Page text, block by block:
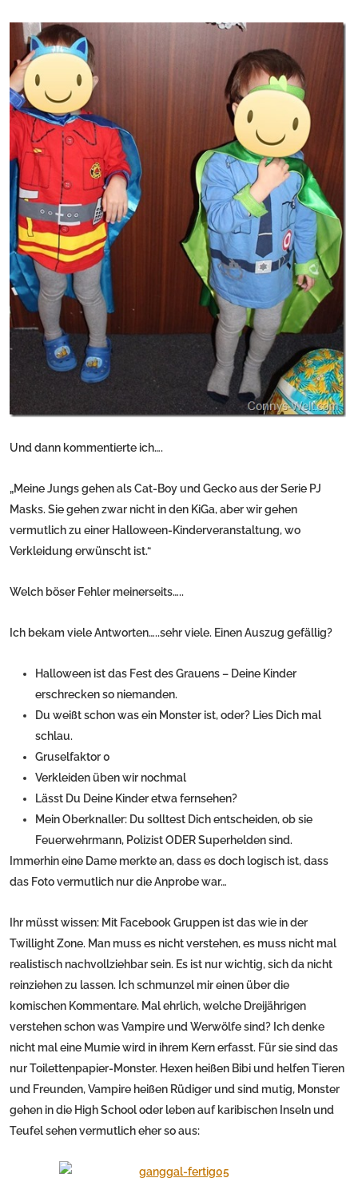
Und dann kommentierte ich….
„Meine Jungs gehen als Cat-Boy und Gecko aus der Serie PJ
Masks. Sie gehen zwar nicht in den KiGa, aber wir gehen
vermutlich zu einer Halloween-Kinderveranstaltung, wo
Verkleidung erwünscht ist.“
Welch böser Fehler meinerseits…..
Ich bekam viele Antworten…..sehr viele. Einen Auszug gefällig?
Halloween ist das Fest des Grauens – Deine Kinder
erschrecken so niemanden.
Du weißt schon was ein Monster ist, oder? Lies Dich mal
schlau.
Gruselfaktor 0
Verkleiden üben wir nochmal
Lässt Du Deine Kinder etwa fernsehen?
Mein Oberknaller: Du solltest Dich entscheiden, ob sie
Feuerwehrmann, Polizist ODER Superhelden sind.
Immerhin eine Dame merkte an, dass es doch logisch ist, dass
das Foto vermutlich nur die Anprobe war…
Ihr müsst wissen: Mit Facebook Gruppen ist das wie in der
Twillight Zone. Man muss es nicht verstehen, es muss nicht mal
realistisch nachvollziehbar sein. Es ist nur wichtig, sich da nicht
reinziehen zu lassen. Ich schmunzel mir einen über die
komischen Kommentare. Mal ehrlich, welche Dreijährigen
verstehen schon was Vampire und Werwölfe sind? Ich denke
nicht mal eine Mumie wird in ihrem Kern erfasst. Für sie sind das
nur Toilettenpapier-Monster. Hexen heißen Bibi und helfen Tieren
und Freunden, Vampire heißen Rüdiger und sind mutig, Monster
gehen in die High School oder leben auf karibischen Inseln und
Teufel sehen vermutlich eher so aus: